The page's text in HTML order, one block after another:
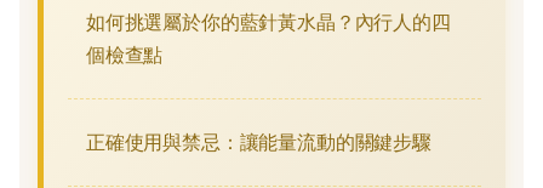
如何挑選屬於你的藍針黃水晶？內行人的四
個檢查點
正確使用與禁忌：讓能量流動的關鍵步驟